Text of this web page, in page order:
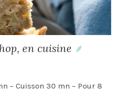
en cuisine
– Cuisson 30 mn – Pour 8